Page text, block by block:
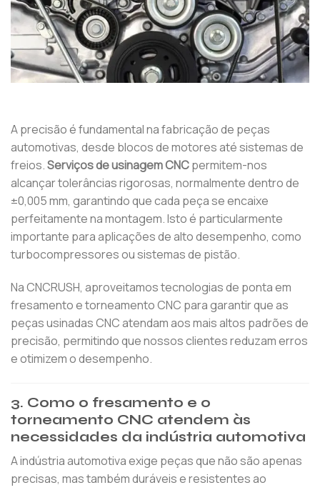
A precisão é fundamental na fabricação de peças
automotivas, desde blocos de motores até sistemas de
freios.Serviços de usinagem CNCpermitem-nos
alcançar tolerâncias rigorosas, normalmente dentro de
±0,005 mm, garantindo que cada peça se encaixe
perfeitamente na montagem. Isto é particularmente
importante para aplicações de alto desempenho, como
turbocompressores ou sistemas de pistão.
Na CNCRUSH, aproveitamos tecnologias de ponta em
fresamento e torneamento CNC para garantir que as
peças usinadas CNC atendam aos mais altos padrões de
precisão, permitindo que nossos clientes reduzam erros
e otimizem o desempenho.
3. Como o fresamento e o
torneamento CNC atendem às
necessidades da indústria automotiva
A indústria automotiva exige peças que não são apenas
precisas, mas também duráveis e resistentes ao